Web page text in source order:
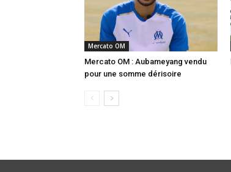
Mercato OM
Mercato OM : Aubameyang vendu
pour une somme dérisoire